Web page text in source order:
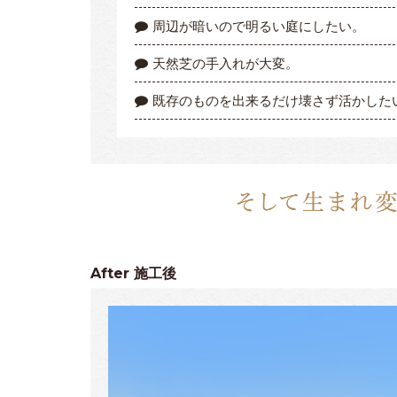
周辺が暗いので明るい庭にしたい。
天然芝の手入れが大変。
既存のものを出来るだけ壊さず活かした
After 施工後